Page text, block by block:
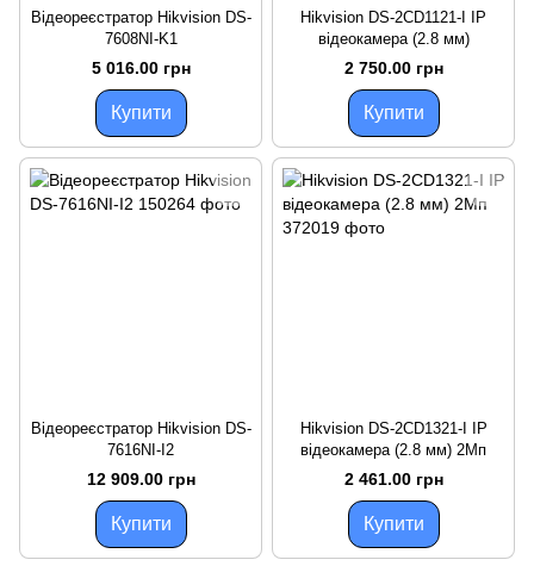
Відеореєстратор Hikvision DS-
7608NI-K1
5 016.00 грн
Купити
Hikvision DS-2CD1121-I IP
відеокамера (2.8 мм)
2 750.00 грн
Купити
Відеореєстратор Hikvision DS-
7616NI-I2
12 909.00 грн
Купити
Hikvision DS-2CD1321-I IP
відеокамера (2.8 мм) 2Мп
2 461.00 грн
Купити